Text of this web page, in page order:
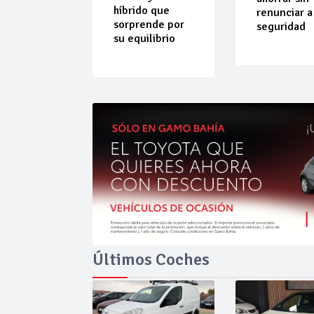
híbrido que
sorprende por
su equilibrio
renunciar
seguridad
Últimos Coches